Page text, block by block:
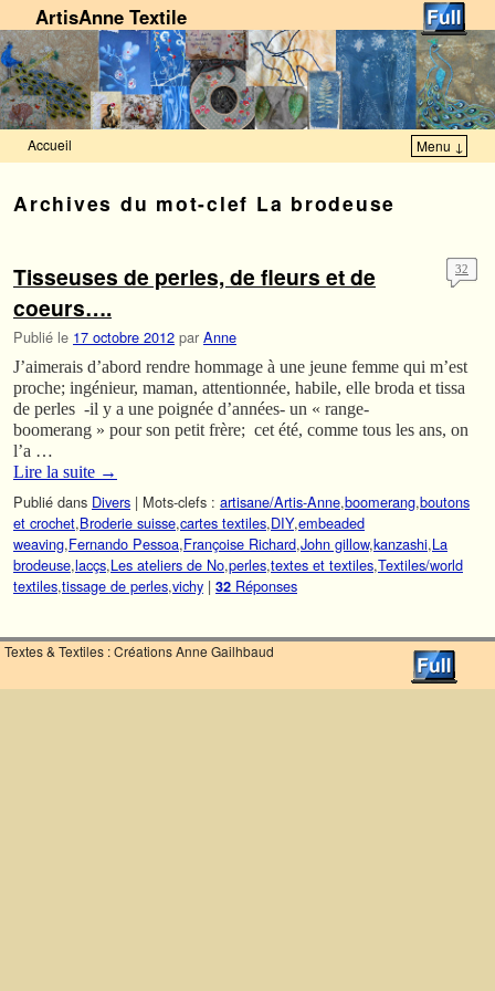
ArtisAnne Textile
Accueil Menu ↓
Archives du mot-clef La brodeuse
Tisseuses de perles, de fleurs et de
coeurs….
Publié le 17 octobre 2012 par Anne
32
J’aimerais d’abord rendre hommage à une jeune femme qui m’est
proche; ingénieur, maman, attentionnée, habile, elle broda et tissa
de perles -il y a une poignée d’années- un « range-
boomerang » pour son petit frère; cet été, comme tous les ans, on
l’a …
Lire la suite →
Publié dans Divers | Mots-clefs : artisane/Artis-Anne,boomerang,boutons
et crochet,Broderie suisse,cartes textiles,DIY,embeaded
weaving,Fernando Pessoa,Françoise Richard,John gillow,kanzashi,La
brodeuse,lacçs,Les ateliers de No,perles,textes et textiles,Textiles/world
textiles,tissage de perles,vichy | 32 Réponses
Textes & Textiles : Créations Anne Gailhbaud